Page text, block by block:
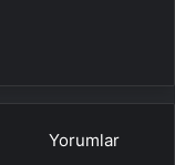
Yorumlar